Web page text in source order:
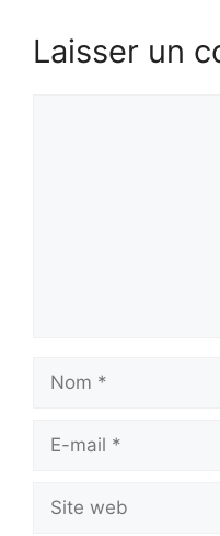
Laisser un
mail
web